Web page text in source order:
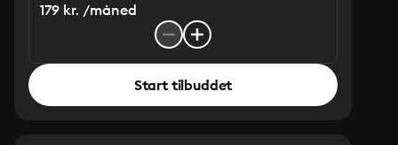
179 kr. /måned
Start tilbuddet